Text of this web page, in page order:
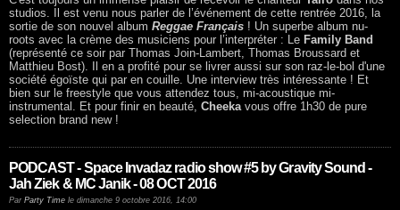
studios. Il est venu nous parler de l’événement de cette rentrée 2016, la
sortie de son nouvel album Reggae Français ! Un superbe album nu-
roots avec la crème des musiciens pour l’interpréter : Le Family Band
(représenté ce soir par Thomas Join-Lambert, Thomas Broussard et
Matthieu Bost). Il en a profité pour se livrer aussi sur son raz-le-bol d'une
société égoïste qui par en couille. Une interview très intéressante ! Et
bien sur le freestyle que vous attendez tous, mi-acoustique mi-
instrumental. Et pour finir en beauté, Cheekavous offre 1h30 de pure
selection brand new !
PODCAST - Space Invadaz radio show #5 by Gravity Sound -
Jah Ziek & MC Janik - 08 OCT 2016
Par Party Time le dimanche 9 octobre 2016, 14:00